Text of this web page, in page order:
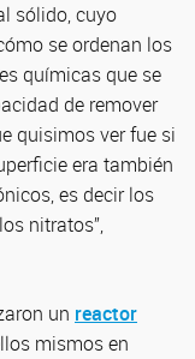
sólido, cuyo
se ordenan los
químicas que se
de remover
quisimos ver fue si
era también
es decir los
nitratos”,
un reactor
mismos en